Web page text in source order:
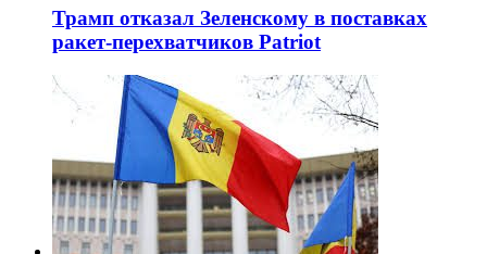
Трамп отказал Зеленскому в поставках
ракет-перехватчиков Patriot